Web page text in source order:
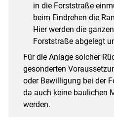
in die Forststraße
beim Eindrehen die
Hier werden die
Forststraße abgelegt
Für die Anlage solcher
gesonderten
oder Bewilligung bei der
da auch keine baulichen
werden.